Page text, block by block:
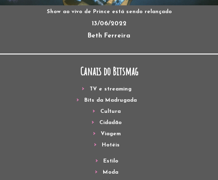
Show ao vivo de Prince está sendo relançado
13/06/2022
Beth Ferreira
Canais do Bitsmag
TV e streaming
Bits da Madrugada
Cultura
Cidadão
Viagem
Hotéis
Estilo
Moda